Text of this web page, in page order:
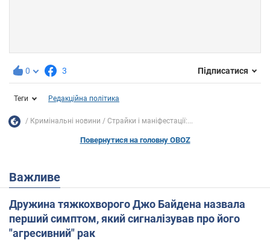
0 3 Підписатися
Теги Редакційна політика
Кримінальні новини Страйки і маніфестації:...
Повернутися на головну OBOZ
Важливе
Дружина тяжкохворого Джо Байдена назвала
перший симптом, який сигналізував про його
"агресивний" рак